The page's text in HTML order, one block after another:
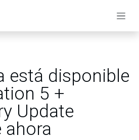
está disponible
5 +
Update
ahora